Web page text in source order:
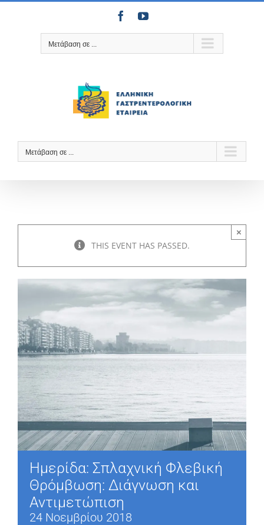
Μετάβαση
FacebookYouTube
Μετάβαση σε ...
Μετάβαση σε ...
THIS EVENT HAS PASSED.
×
Ημερίδα: Σπλαχνική Φλεβική
Θρόμβωση: Διάγνωση και
Αντιμετώπιση
24 Νοεμβρίου 2018